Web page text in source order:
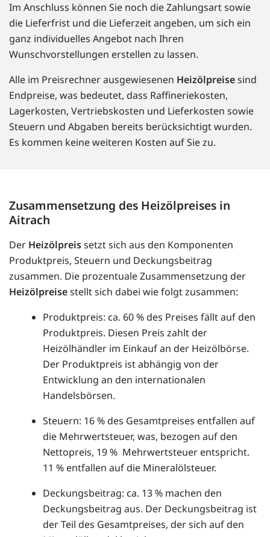
Im Anschluss können Sie noch die Zahlungsart sowie
die Lieferfrist und die Lieferzeit angeben, um sich ein
ganz individuelles Angebot nach Ihren
Wunschvorstellungen erstellen zu lassen.
Alle im Preisrechner ausgewiesenen Heizölpreisesind
Endpreise, was bedeutet, dass Raffineriekosten,
Lagerkosten, Vertriebskosten und Lieferkosten sowie
Steuern und Abgaben bereits berücksichtigt wurden.
Es kommen keine weiteren Kosten auf Sie zu.
Zusammensetzung des Heizölpreises in
Aitrach
Der Heizölpreissetzt sich aus den Komponenten
Produktpreis, Steuern und Deckungsbeitrag
zusammen. Die prozentuale Zusammensetzung der
Heizölpreisestellt sich dabei wie folgt zusammen:
Produktpreis: ca. 60 % des Preises fällt auf den
Produktpreis. Diesen Preis zahlt der
Heizölhändler im Einkauf an der Heizölbörse.
Der Produktpreis ist abhängig von der
Entwicklung an den internationalen
Handelsbörsen.
Steuern: 16 % des Gesamtpreises entfallen auf
die Mehrwertsteuer, was, bezogen auf den
Nettopreis, 19 % Mehrwertsteuer entspricht.
11 % entfallen auf die Mineralölsteuer.
Deckungsbeitrag: ca. 13 % machen den
Deckungsbeitrag aus. Der Deckungsbeitrag ist
der Teil des Gesamtpreises, der sich auf den